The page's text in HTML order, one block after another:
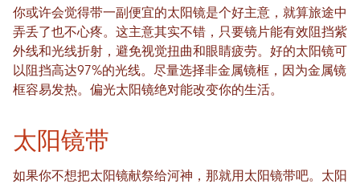
你或许会觉得带一副便宜的太阳镜是个好主意，就算旅途中
弄丢了也不心疼。这主意其实不错，只要镜片能有效阻挡紫
外线和光线折射，避免视觉扭曲和眼睛疲劳。好的太阳镜可
以阻挡高达97%的光线。尽量选择非金属镜框，因为金属镜
框容易发热。偏光太阳镜绝对能改变你的生活。
太阳镜带
如果你不想把太阳镜献祭给河神，那就用太阳镜带吧。太阳